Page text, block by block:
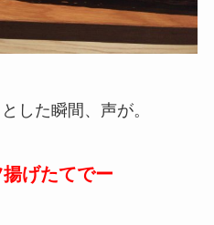
した瞬間、声が。
揚げたてでー